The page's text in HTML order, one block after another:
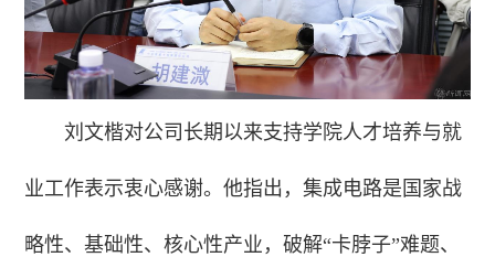
刘文楷对公司长期以来支持学院人才培养与就
业工作表示衷心感谢。他指出，集成电路是国家战
略性、基础性、核心性产业，破解“卡脖子”难题、